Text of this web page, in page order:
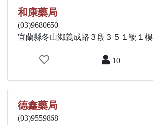
和康藥局
(03)9680650
宜蘭縣冬山鄉義成路３段３５１號１樓
10
德鑫藥局
(03)9559868